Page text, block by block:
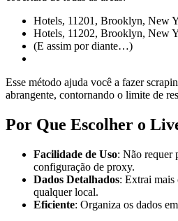
Hotels, 11201, Brooklyn, New
Hotels, 11202, Brooklyn, New
(E assim por diante…)
Esse método ajuda você a fazer
abrangente, contornando o limite de
Por Que Escolher o
Facilidade de Uso: Não requer
configuração de proxy.
Dados Detalhados: Extrai mais
qualquer local.
Eficiente: Organiza os dados